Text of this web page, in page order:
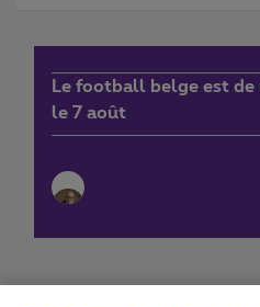
Le football belge est de
le 7 août